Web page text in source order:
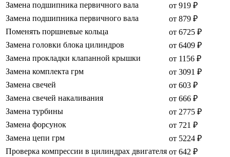
Замена подшипника первичного вала
от 919 ₽
Замена подшипника первичного вала
от 879 ₽
Поменять поршневые кольца
от 6725 ₽
Замена головки блока цилиндров
от 6409 ₽
Замена прокладки клапанной крышки
от 1156 ₽
Замена комплекта грм
от 3091 ₽
Замена свечей
от 603 ₽
Замена свечей накаливания
от 666 ₽
Замена турбины
от 2775 ₽
Замена форсунок
от 721 ₽
Замена цепи грм
от 5224 ₽
Проверка компрессии в цилиндрах двигателя от 642 ₽